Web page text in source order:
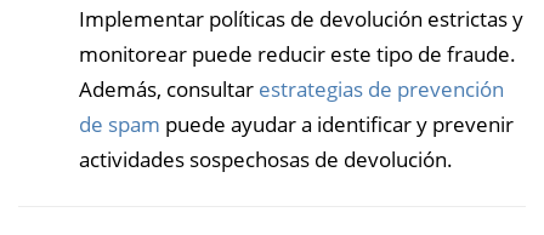
Implementar políticas de devolución estrictas y
monitorear puede reducir este tipo de fraude.
Además, consultar estrategias de prevención
de spam puede ayudar a identificar y prevenir
actividades sospechosas de devolución.